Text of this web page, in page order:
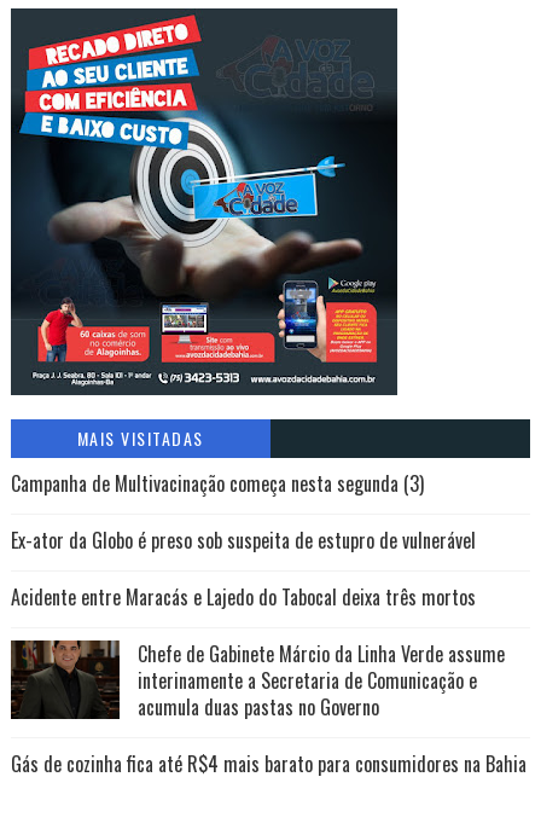
MAIS VISITADAS
Campanha de Multivacinação começa nesta segunda (3)
Ex-ator da Globo é preso sob suspeita de estupro de vulnerável
Acidente entre Maracás e Lajedo do Tabocal deixa três mortos
Chefe de Gabinete Márcio da Linha Verde assume
interinamente a Secretaria de Comunicação e
acumula duas pastas no Governo
Gás de cozinha fica até R$4 mais barato para consumidores na Bahia